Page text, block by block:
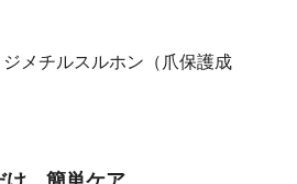
メチルスルホン（爪保護成